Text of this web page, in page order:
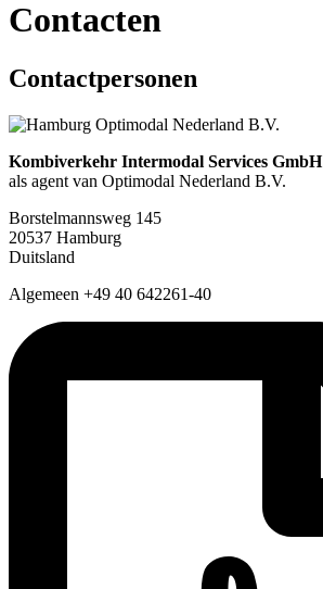
Contacten
Contactpersonen
Kombiverkehr Intermodal Services GmbH
als agent van Optimodal Nederland B.V.
Borstelmannsweg 145
20537 Hamburg
Duitsland
Algemeen +49 40 642261-40